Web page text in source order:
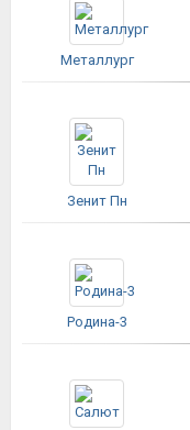
Металлург
Зенит Пн
Родина-3